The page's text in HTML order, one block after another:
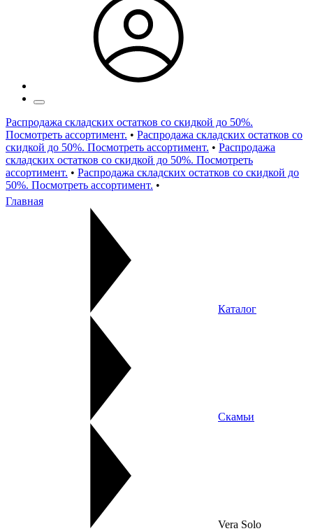
Распродажа складских остатков со скидкой до 50%.
Посмотреть ассортимент. • Распродажа складских остатков со
скидкой до 50%. Посмотреть ассортимент. • Распродажа
складских остатков со скидкой до 50%. Посмотреть
ассортимент. • Распродажа складских остатков со скидкой до
50%. Посмотреть ассортимент. •
Главная
Каталог
Скамьи
Vera Solo